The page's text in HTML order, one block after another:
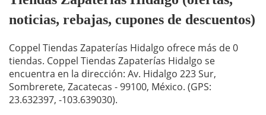
noticias, rebajas, cupones de descuentos)
Coppel Tiendas Zapaterías Hidalgo ofrece más de 0
tiendas. Coppel Tiendas Zapaterías Hidalgo se
encuentra en la dirección: Av. Hidalgo 223 Sur,
Sombrerete, Zacatecas - 99100, México. (GPS:
23.632397, -103.639030).